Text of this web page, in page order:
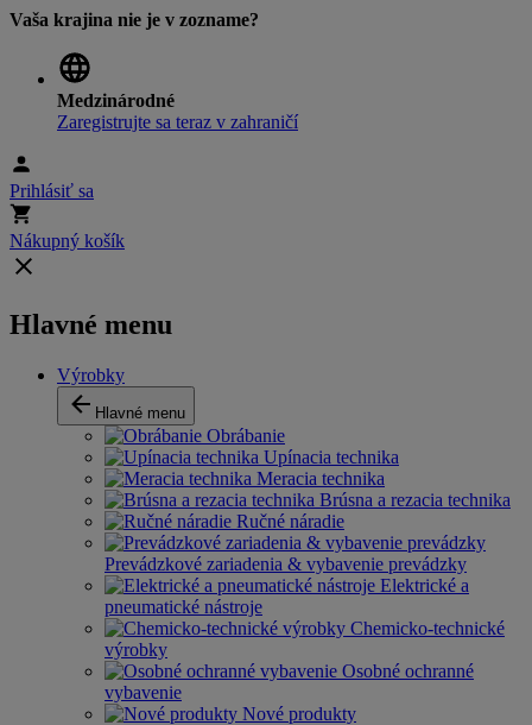
Vaša krajina nie je v zozname?
Medzinárodné
Zaregistrujte sa teraz v zahraničí
Prihlásiť sa
Nákupný košík
Hlavné menu
Výrobky
Hlavné menu
Obrábanie
Upínacia technika
Meracia technika
Brúsna a rezacia technika
Ručné náradie
Prevádzkové zariadenia & vybavenie prevádzky
Elektrické a
pneumatické nástroje
Chemicko-technické
výrobky
Osobné ochranné
vybavenie
Nové produkty